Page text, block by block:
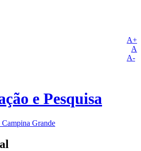
A+
A
A-
e Pesquisa
Grande